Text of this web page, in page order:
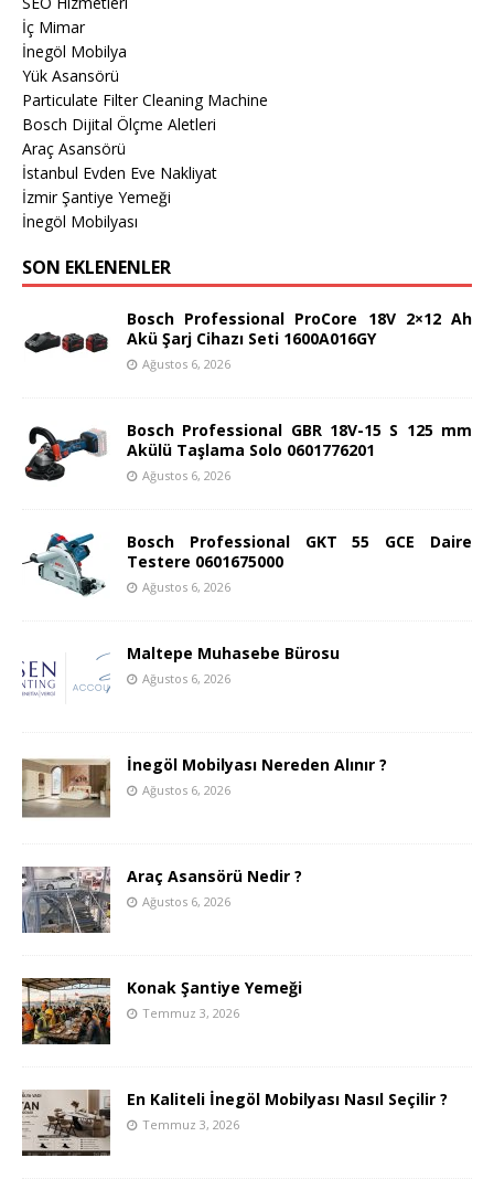
İç Mimar
İnegöl Mobilya
Yük Asansörü
Particulate Filter Cleaning Machine
Bosch Dijital Ölçme Aletleri
Araç Asansörü
İstanbul Evden Eve Nakliyat
İzmir Şantiye Yemeği
İnegöl Mobilyası
SON EKLENENLER
Bosch Professional ProCore 18V 2×12 Ah
Akü Şarj Cihazı Seti 1600A016GY
Ağustos 6, 2026
Bosch Professional GBR 18V-15 S 125 mm
Akülü Taşlama Solo 0601776201
Ağustos 6, 2026
Bosch Professional GKT 55 GCE Daire
Testere 0601675000
Ağustos 6, 2026
Maltepe Muhasebe Bürosu
Ağustos 6, 2026
İnegöl Mobilyası Nereden Alınır ?
Ağustos 6, 2026
Araç Asansörü Nedir ?
Ağustos 6, 2026
Konak Şantiye Yemeği
Temmuz 3, 2026
En Kaliteli İnegöl Mobilyası Nasıl Seçilir ?
Temmuz 3, 2026